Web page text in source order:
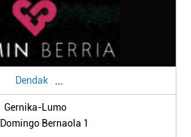
Dendak ...
Gernika-Lumo
Domingo Bernaola 1